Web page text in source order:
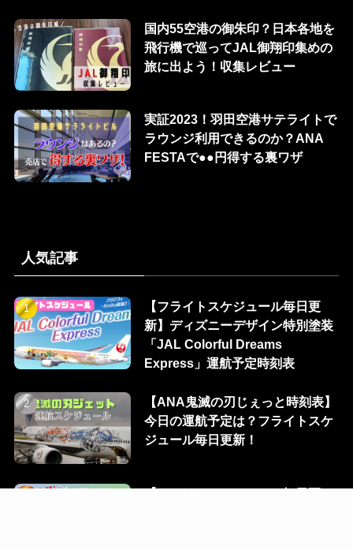
国内55空港の御朱印？日本各地を
飛行機で巡ってJAL御翔印集めの
旅に出よう！収集レビュー
実証2023！羽田空港サテライトで
ラウンジ利用できるのか？ANA
FESTAで●●円得する裏ワザ
人気記事
【フライトスケジュール毎日更
新】ディズニーデザイン特別塗装
「JAL Colorful Dreams
Express」運航予定時刻表
【ANA鬼滅の刃じぇっと時刻表】
今日の運航予定は？フライトスケ
ジュール毎日更新！
【フライトスケジュール毎日更